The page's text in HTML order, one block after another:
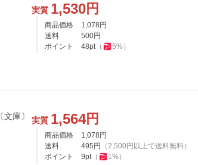
実質 1,530円
商品価格 1,078 円
送料
500円
ポイント
48pt（ 5%）
ととはり屋敷 角川ホラー文庫 / 澤村伊智 〔文庫〕 実質 1,564円
商品価格 1,078 円
送料
495 円 （2,500 円以上で送料無料）
ポイント
9pt（ 1%）